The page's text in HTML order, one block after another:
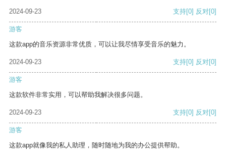
2024-09-23 支持[0] 反对[0]
游客
这款app的音乐资源非常优质，可以让我尽情享受音乐的魅力。
2024-09-23 支持[0] 反对[0]
游客
这款软件非常实用，可以帮助我解决很多问题。
2024-09-23 支持[0] 反对[0]
游客
这款app就像我的私人助理，随时随地为我的办公提供帮助。